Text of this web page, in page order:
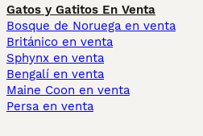
Gatos y Gatitos En Venta
Bosque de Noruega en venta
Británico en venta
Sphynx en venta
Bengalí en venta
Maine Coon en venta
Persa en venta